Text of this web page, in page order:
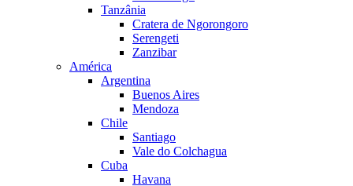
Tanzânia
Cratera de Ngorongoro
Serengeti
Zanzibar
América
Argentina
Buenos Aires
Mendoza
Chile
Santiago
Vale do Colchagua
Cuba
Havana